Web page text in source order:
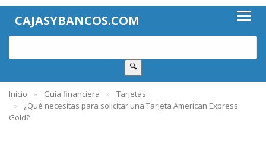
CAJASYBANCOS.COM
🔍
Inicio Guía financiera
Tarjetas
¿Qué necesitas para solicitar una Tarjeta American Express
Gold?